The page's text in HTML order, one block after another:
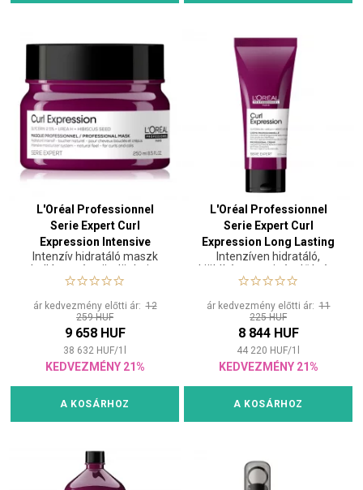
L'Oréal Professionnel
Serie Expert Curl
Expression Intensive
Moisturizer Mask 250 ml
Intenzív hidratáló maszk
hullámos és göndör hajra
ár kedvezmény előtti ár:12
259 HUF
9 658 HUF
38 632 HUF/1
KEDVEZMÉNY 21%
A KOSÁRHOZ
L'Oréal Professionnel
Serie Expert Curl
Expression Long Lasting
Intensive Leave-In
Moisturizer 200 ml
Intenzíven hidratáló,
kiöblítést nem igénylő krém
hullámos, göndör és
ár kedvezmény előtti ár:11
225 HUF
8 844 HUF
44 220 HUF/1
KEDVEZMÉNY 21%
A KOSÁRHOZ